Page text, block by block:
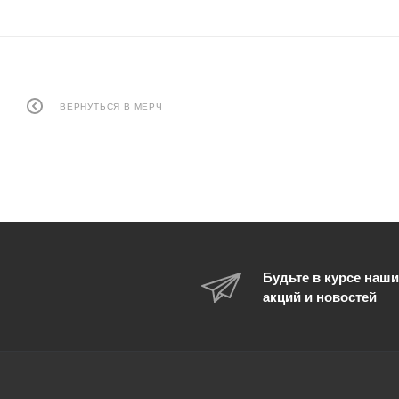
ВЕРНУТЬСЯ В МЕРЧ
Будьте в курсе
акций и новостей